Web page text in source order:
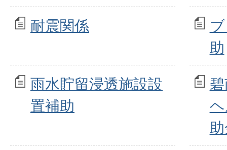
耐震関係
助
雨水貯留浸透施設設
置補助